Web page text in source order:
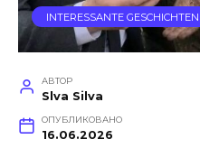
INTERESSANTE GESCHICHTEN
АВТОР
Slva Silva
ОПУБЛИКОВАНО
16.06.2026